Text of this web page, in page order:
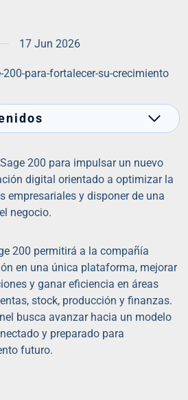
17 Jun 2026
200 para impulsar un nuevo
digital orientado a optimizar la
empresariales y disponer de una
negocio.
200 permitirá a la compañía
en una única plataforma, mejorar
y ganar eficiencia en áreas
stock, producción y finanzas.
busca avanzar hacia un modelo
y preparado para
futuro.